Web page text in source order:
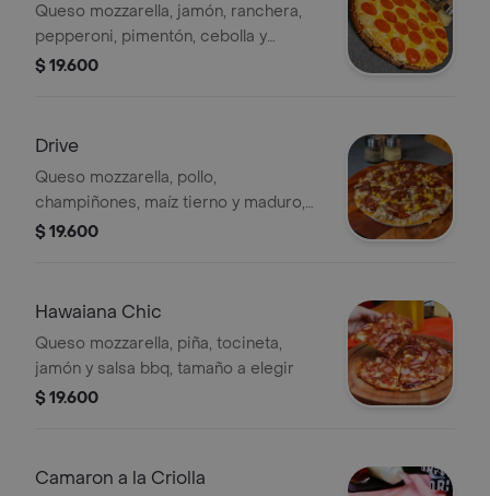
Queso mozzarella, jamón, ranchera,
pepperoni, pimentón, cebolla y
oregano, tamaño a elegir
$ 19.600
Drive
Queso mozzarella, pollo,
champiñones, maíz tierno y maduro,
tamaño a elegir
$ 19.600
Hawaiana Chic
Queso mozzarella, piña, tocineta,
jamón y salsa bbq, tamaño a elegir
$ 19.600
Camaron a la Criolla